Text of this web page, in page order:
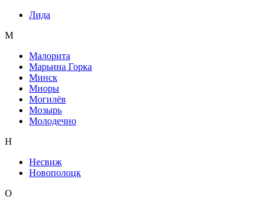
Лида
М
Малорита
Марьина Горка
Минск
Миоры
Могилёв
Мозырь
Молодечно
Н
Несвиж
Новополоцк
О